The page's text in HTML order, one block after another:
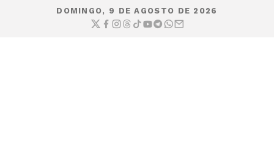
DOMINGO, 9 DE AGOSTO DE 2026